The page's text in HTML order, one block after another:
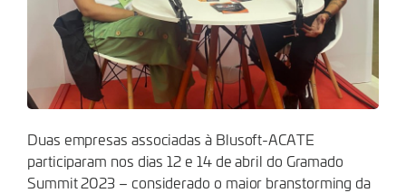
Duas empresas associadas à Blusoft-ACATE
participaram nos dias 12 e 14 de abril do Gramado
Summit 2023 – considerado o maior branstorming da